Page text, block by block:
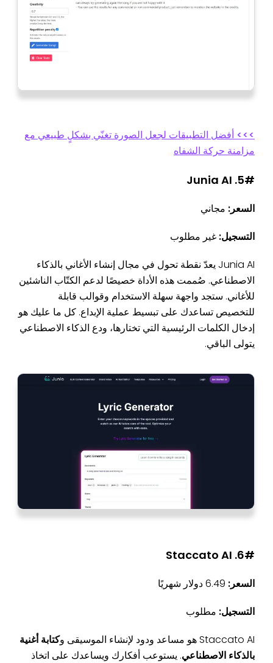
>>> أفضل التطبيقات لجعل الصورة تغنّي بشكلٍ طبيعي مع
مزامنة حركة الشفاه
5#. Junia AI
السعر: مجاني
التسجيل: غير مطلوب
Junia AI يعدّ نقطة تحول في مجال إنشاء الأغاني بالذكاء
الاصطناعي. صُممت هذه الأداة خصيصًا لدعم الكتّاب الناشئين
للأغاني. ستجد واجهة سهلة الاستخدام وقوالب قابلة
للتخصيص تساعدك على تبسيط عملية الإبداع. كل ما عليك هو
إدخال الكلمات الرئيسية التي تختارها، ودع الذكاء الاصطناعي
يتولى الباقي.
6#. Staccato AI
السعر:
التسجيل: مطلوب
Staccato AI هو مساعد ودود لإنشاء الموسيقى و
كتابة أغنية
بالذكاء الاصطناعي. يستوعب أفكارك ويساعدك على اتخاذ